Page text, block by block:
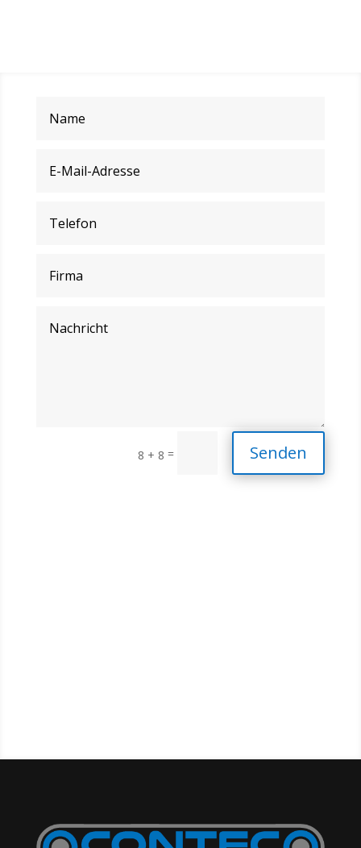
8 + 8 = Senden